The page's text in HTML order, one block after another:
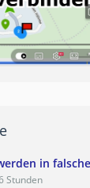
in
Stunden